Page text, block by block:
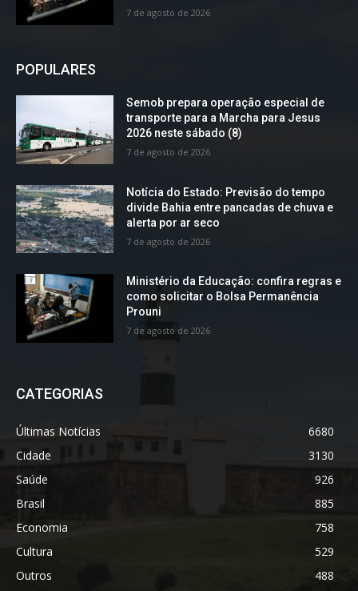
7 de agosto de 2026
POPULARES
Semob prepara operação especial de
transporte para a Marcha para Jesus
2026 neste sábado (8)
7 de agosto de 2026
Notícia do Estado: Previsão do tempo
divide Bahia entre pancadas de chuva e
alerta por ar seco
7 de agosto de 2026
Ministério da Educação: confira regras e
como solicitar o Bolsa Permanência
Prouni
7 de agosto de 2026
CATEGORIAS
Últimas Notícias
6680
Cidade
3130
Saúde
926
Brasil
885
Economia
758
Cultura
529
Outros
488